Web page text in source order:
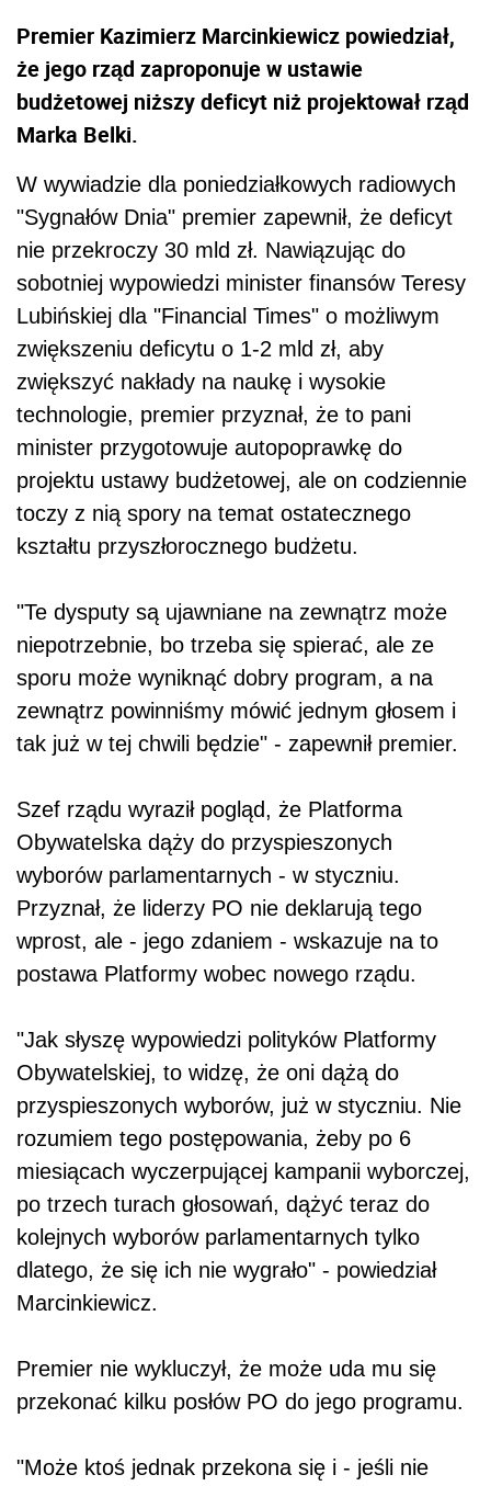
Premier Kazimierz Marcinkiewicz powiedział,
że jego rząd zaproponuje w ustawie
budżetowej niższy deficyt niż projektował rząd
Marka Belki.
W wywiadzie dla poniedziałkowych radiowych
"Sygnałów Dnia" premier zapewnił, że deficyt
nie przekroczy 30 mld zł. Nawiązując do
sobotniej wypowiedzi minister finansów Teresy
Lubińskiej dla "Financial Times" o możliwym
zwiększeniu deficytu o 1-2 mld zł, aby
zwiększyć nakłady na naukę i wysokie
technologie, premier przyznał, że to pani
minister przygotowuje autopoprawkę do
projektu ustawy budżetowej, ale on codziennie
toczy z nią spory na temat ostatecznego
kształtu przyszłorocznego budżetu.
"Te dysputy są ujawniane na zewnątrz może
niepotrzebnie, bo trzeba się spierać, ale ze
sporu może wyniknąć dobry program, a na
zewnątrz powinniśmy mówić jednym głosem i
tak już w tej chwili będzie" - zapewnił premier.
Szef rządu wyraził pogląd, że Platforma
Obywatelska dąży do przyspieszonych
wyborów parlamentarnych - w styczniu.
Przyznał, że liderzy PO nie deklarują tego
wprost, ale - jego zdaniem - wskazuje na to
postawa Platformy wobec nowego rządu.
"Jak słyszę wypowiedzi polityków Platformy
Obywatelskiej, to widzę, że oni dążą do
przyspieszonych wyborów, już w styczniu. Nie
rozumiem tego postępowania, żeby po 6
miesiącach wyczerpującej kampanii wyborczej,
po trzech turach głosowań, dążyć teraz do
kolejnych wyborów parlamentarnych tylko
dlatego, że się ich nie wygrało" - powiedział
Marcinkiewicz.
Premier nie wykluczył, że może uda mu się
przekonać kilku posłów PO do jego programu.
"Może ktoś jednak przekona się i - jeśli nie